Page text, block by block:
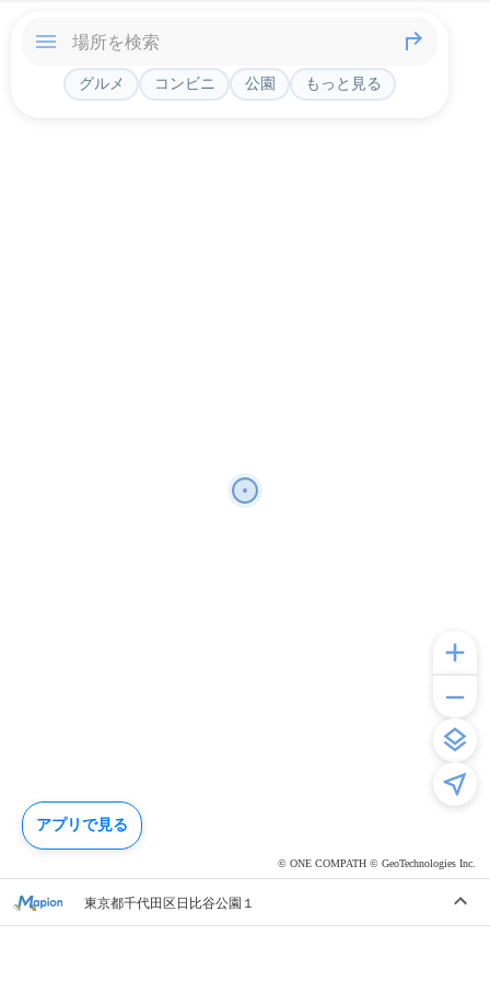
© ONE COMPATH © GeoTechnologies Inc.
グルメ コンビニ 公園 もっと見る
東京都千代田区日比谷公園１
アプリで見る